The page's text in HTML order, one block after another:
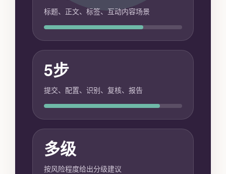
标题、正文、标签、互动内容场景
5步
提交、配置、识别、复核、报告
多级
按风险程度给出分级建议